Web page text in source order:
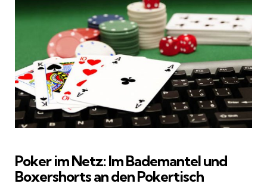
Poker im Netz: Im Bademantel und
Boxershorts an den Pokertisch